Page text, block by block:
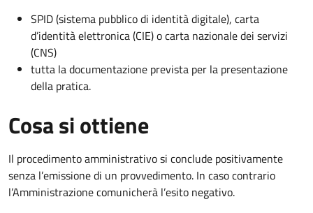
SPID (sistema pubblico di identità digitale), carta
d’identità elettronica (CIE) o carta nazionale dei servizi
(CNS)
tutta la documentazione prevista per la presentazione
della pratica.
Cosa si ottiene
Il procedimento amministrativo si conclude positivamente
senza l’emissione di un provvedimento. In caso contrario
l’Amministrazione comunicherà l’esito negativo.